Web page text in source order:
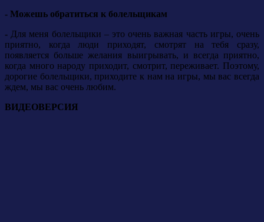
- Можешь обратиться к болельщикам
- Для меня болельщики – это очень важная часть игры, очень
приятно, когда люди приходят, смотрят на тебя сразу,
появляется больше желания выигрывать, и всегда приятно,
когда много народу приходит, смотрит, переживает. Поэтому,
дорогие болельщики, приходите к нам на игры, мы вас всегда
ждем, мы вас очень любим.
ВИДЕОВЕРСИЯ